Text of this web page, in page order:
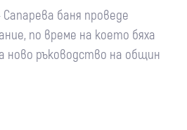
баня проведе
по време на което бяха
ново ръководство на общин